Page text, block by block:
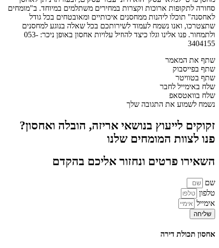
סחורה לתקופות ארוכות וקצרות במחירים משתלמים במיוחד. ב"מומחים
לאחסנה" תוכלו ליהנות ממחסנים איכותיים ומאובטחים בכל גודל
שתצטרכו, ואנו נשמח לעמוד לשירותכם בכל שאלה בנוגע למחסנים
ולתמחור. פנו אלינו וגלו כיצד להוזיל עלויות אחסון באופן ניכר: 053-
3404155
שתף את המאמר
שתף בפייסבוק
שתף בטוויטר
שלח באימייל לחבר
שלח בוואטסאפ
נשמח לשמוע את התגובה שלך
זקוקים לייעוץ בנושאי אריזה, הובלה ואחסון?
פנו לצוות המומחים שלנו
השאירו פרטים ונחזור אליכם בהקדם
שם
טלפון
אימייל
שליחה
אחסון תכולת דירה